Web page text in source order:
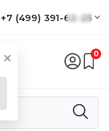
+7 (499) 391-62-25
0